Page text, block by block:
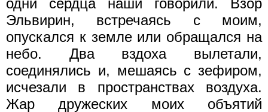
Эльвирин, встречаясь с моим,
опускался к земле или обращался на
небо. Два вздоха вылетали,
соединялись и, мешаясь с зефиром,
исчезали в пространствах воздуха.
Жар дружеских моих объятий